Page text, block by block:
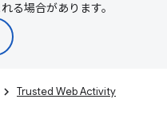
る場合があります。
Trusted Web Activity